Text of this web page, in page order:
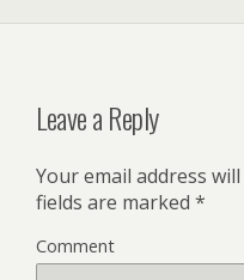
Leave a Reply
Your email address
fields are marked *
Comment